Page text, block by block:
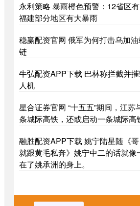
永利策略 暴雨橙色预警：12省区
福建部分地区有大暴雨
稳赢配资官网 俄军为何打击乌加
链
牛弘配资APP下载 巴林称拦截并
人机
星合证券官网 “十五五”期间，江苏
条城际高铁，还或启动一条城际高
融胜配资APP下载 姚宁陆星随《
就跟黄毛私奔》姚宁中二的话就像
在了姚承洲的身上。